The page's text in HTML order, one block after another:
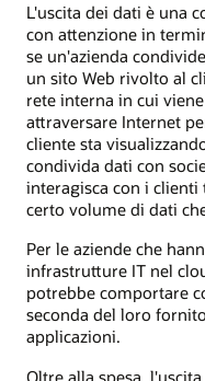
L'uscita dei dati è una
con attenzione in
se un'azienda
un sito Web rivolto al
rete interna in cui
attraversare Internet
cliente sta
condivida dati con
interagisca con i
certo volume di dati
Per le aziende che
infrastrutture IT nel
potrebbe comportare
seconda del loro
applicazioni.
Oltre alla spesa,